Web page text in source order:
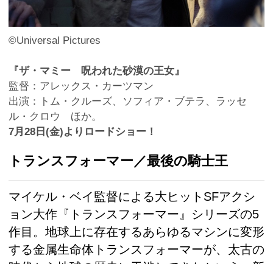
©Universal Pictures
『ザ・マミー 呪われた砂漠の王女』
監督：アレックス・カーツマン
出演：トム・クルーズ、ソフィア・ブテラ、ラッセ
ル・クロウ ほか。
7月28日(金)よりロードショー！
トランスフォーマー／最後の騎士王
マイケル・ベイ監督による大ヒットSFアクシ
ョン大作『トランスフォーマー』シリーズの5
作目。地球上に存在するあらゆるマシンに変形
する金属生命体トランスフォーマーが、太古の